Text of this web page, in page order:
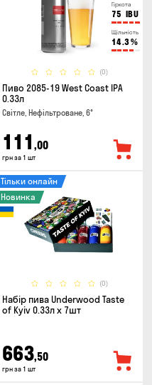
Гіркота
75 IBU
Щільність
14.3%
(0)
Пиво 2085-19 West Coast IPA
0.33л
Світле, Нефільтроване, 6°
111 ,00
грн за 1 шт
(0)
Тільки онлайн
Новинка
Набір пива Underwood Taste
of Kyiv 0.33л x 7шт
663,50
грн за 1 шт